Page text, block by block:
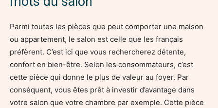
Parmi toutes les pièces que peut comporter une maison
ou appartement, le salon est celle que les français
préfèrent. C’est ici que vous rechercherez détente,
confort en bien-être. Selon les consommateurs, c’est
cette pièce qui donne le plus de valeur au foyer. Par
conséquent, vous êtes prêt à investir d’avantage dans
votre salon que votre chambre par exemple. Cette pièce